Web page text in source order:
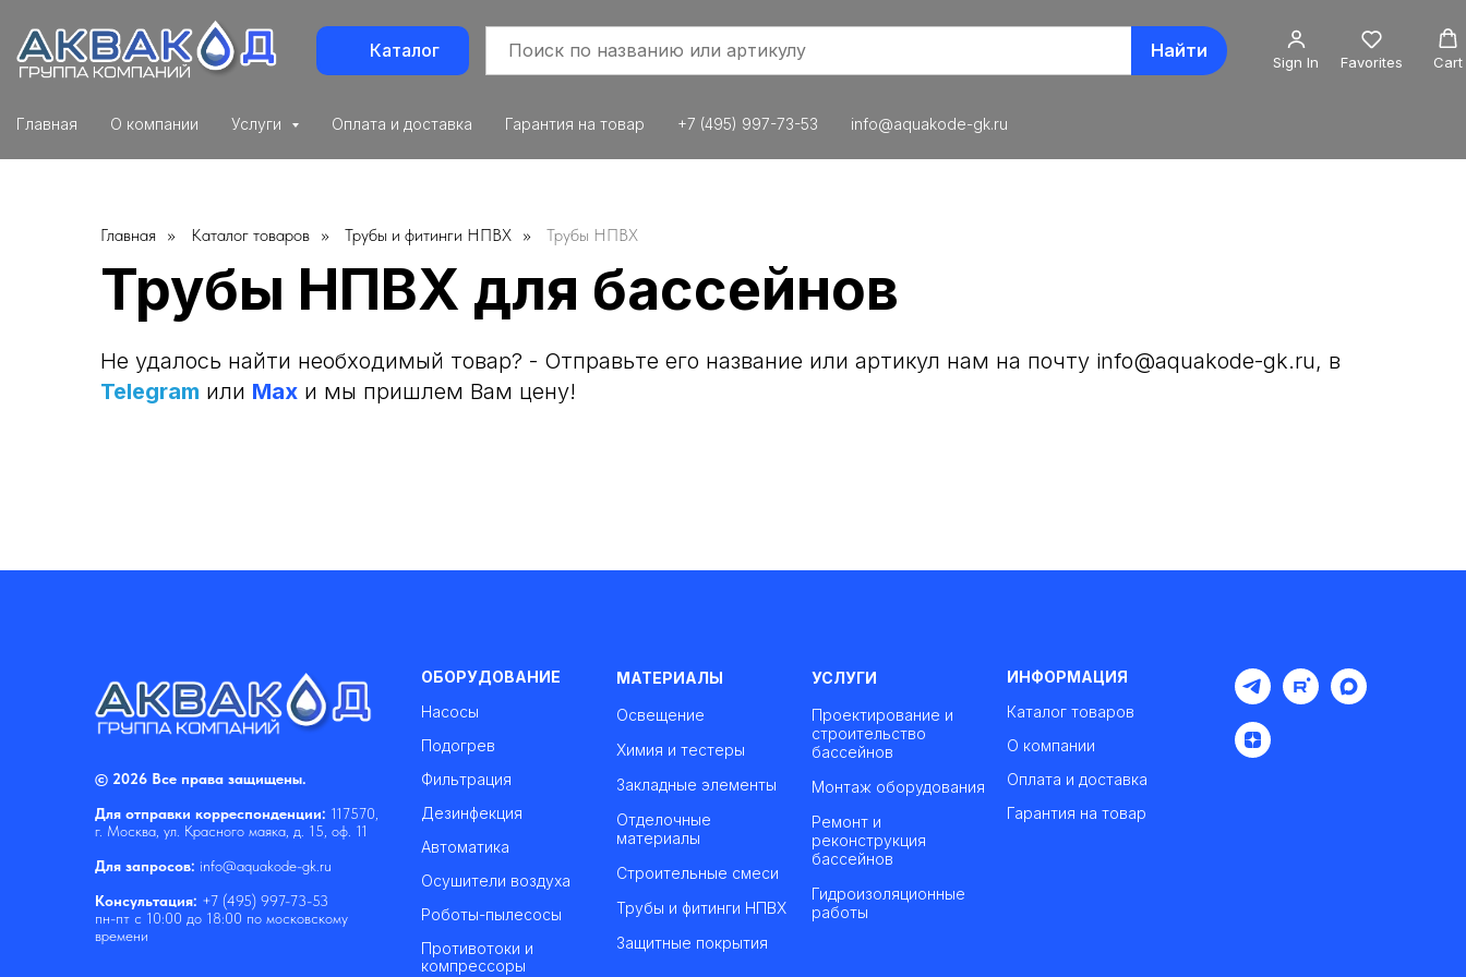
Каталог Найти
Sign In Favorites Cart
Главная О компании Услуги Оплата и доставка Гарантия на товар +7 (495) 997-73-53 info@aquakode-gk.ru
Главная » Каталог товаров » Трубы и фитинги НПВХ » Трубы НПВХ
Трубы НПВХ для бассейнов
Не удалось найти необходимый товар? - Отправьте его название или артикул нам на почту info@aquakode-gk.ru, в
Telegram или Max и мы пришлем Вам цену!
© 2026 Все права защищены.
Для отправки корреспонденции: 117570,
г. Москва, ул. Красного маяка, д. 15, оф. 11
Для запросов: info@aquakode-gk.ru
Консультация: +7 (495) 997-73-53
пн-пт с 10:00 до 18:00 по московскому
времени
ОБОРУДОВАНИЕ
Насосы
Подогрев
Фильтрация
Дезинфекция
Автоматика
Осушители воздуха
Роботы-пылесосы
Противотоки и
компрессоры
МАТЕРИАЛЫ
Освещение
Химия и тестеры
Закладные элементы
Отделочные
материалы
Строительные смеси
Трубы и фитинги НПВХ
Защитные покрытия
УСЛУГИ
Проектирование и
строительство
бассейнов
Монтаж оборудования
Ремонт и
реконструкция
бассейнов
Гидроизоляционные
работы
ИНФОРМАЦИЯ
Каталог товаров
О компании
Оплата и доставка
Гарантия на товар